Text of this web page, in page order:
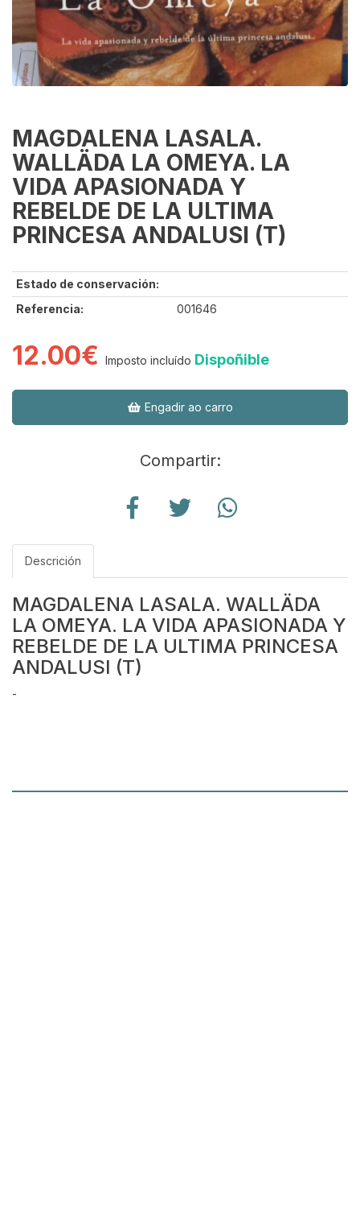
MAGDALENA LASALA.
WALLÄDA LA OMEYA. LA
VIDA APASIONADA Y
REBELDE DE LA ULTIMA
PRINCESA ANDALUSI (T)
Estado de conservación:
Referencia:
001646
12.00€ Imposto incluído Dispoñible
Engadir ao carro
Compartir:
Descrición
MAGDALENA LASALA. WALLÄDA
LA OMEYA. LA VIDA APASIONADA Y
REBELDE DE LA ULTIMA PRINCESA
ANDALUSI (T)
-